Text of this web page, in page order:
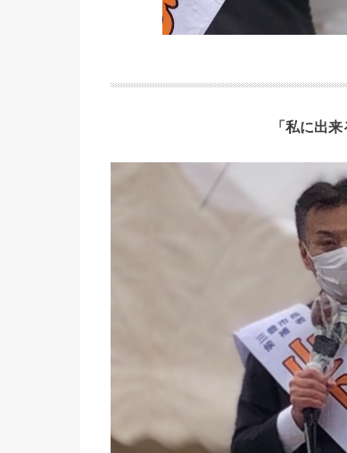
「私に出